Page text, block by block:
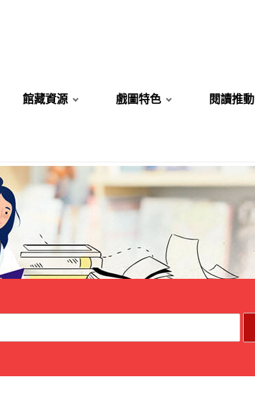
館藏資源 戲圖特色 閱讀推動